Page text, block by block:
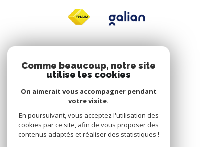
NOUS SUIVRE
Comme beaucoup, notre site
utilise les cookies
On aimerait vous accompagner pendant
votre visite.
En poursuivant, vous acceptez l'utilisation des
cookies par ce site, afin de vous proposer des
contenus adaptés et réaliser des statistiques !